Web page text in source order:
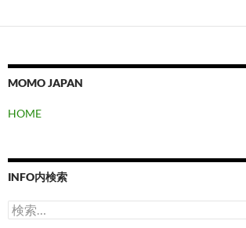
ン
MOMO JAPAN
HOME
INFO内検索
検
索: